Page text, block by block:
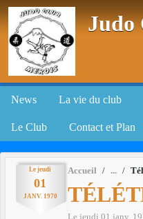
Judo
News La vie du club
Le Club Contact et Plan
Le jeudi
01
JANV. 1970
Accueil
Le jeudi 01 janv.
Panneau de gestion des cookies